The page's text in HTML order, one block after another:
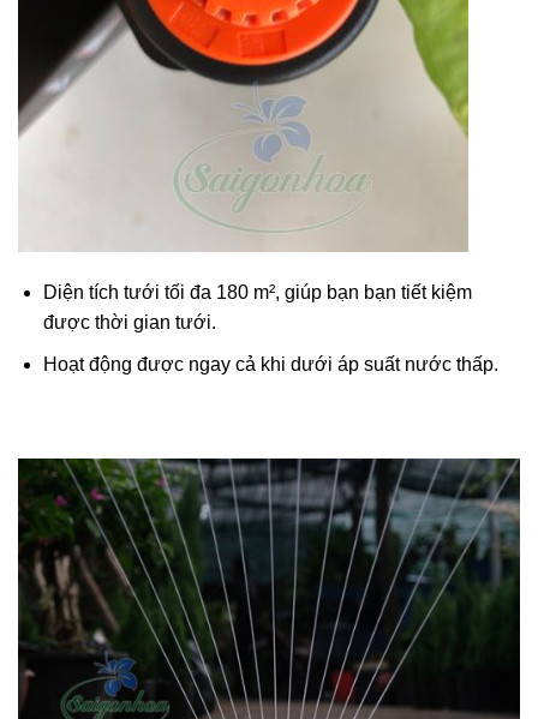
Diện tích tưới tối đa 180 m², giúp bạn bạn tiết kiệm
được thời gian tưới.
Hoạt động được ngay cả khi dưới áp suất nước thấp.